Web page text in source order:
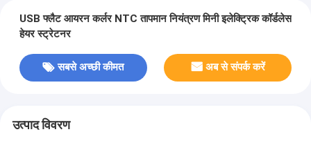
USB फ्लैट आयरन कर्लर NTC तापमान नियंत्रण मिनी इलेक्ट्रिक कॉर्डलेस
हेयर स्ट्रेटनर
सबसे अच्छी कीमत अब से संपर्क करें
उत्पाद विवरण